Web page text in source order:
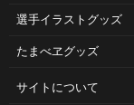
選手イラストグッズ
たまべヱグッズ
サイトについて